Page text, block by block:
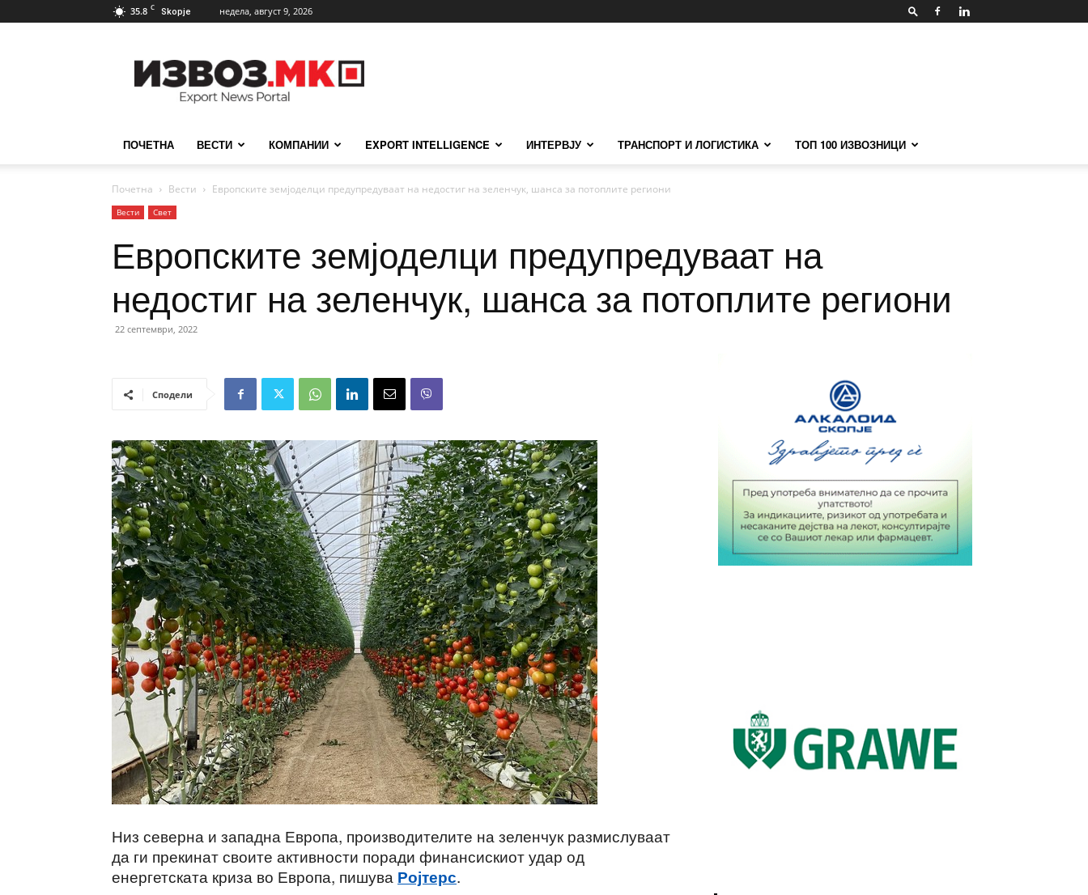
35.8 C Skopje недела, август 9, 2026
ПОЧЕТНА ВЕСТИ КОМПАНИИ EXPORT INTELLIGENCE ИНТЕРВЈУ ТРАНСПОРТ И ЛОГИСТИКА ТОП 100 ИЗВОЗНИЦИ
Почетна Вести Европските земјоделци предупредуваат на недостиг на зеленчук, шанса за потоплите региони
Вести Свет
Европските земјоделци предупредуваат на
недостиг на зеленчук, шанса за потоплите региони
22 септември, 2022
Сподели
Низ северна и западна Европа, производителите на зеленчук размислуваат
да ги прекинат своите активности поради финансискиот удар од
енергетската криза во Европа, пишува Ројтерс.